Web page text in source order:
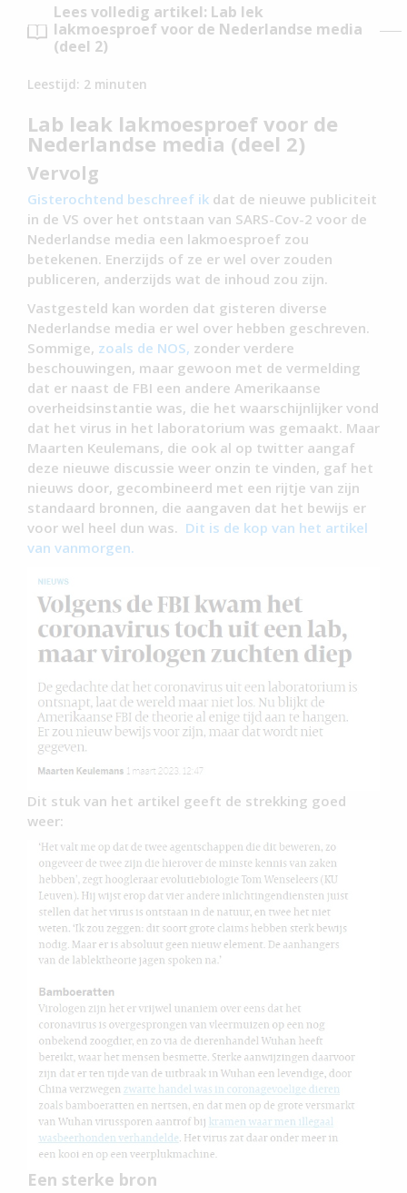
Lees volledig artikel: Lab lek
lakmoesproef voor de Nederlandse media
(deel 2)
Leestijd: 2 minuten
Lab leak lakmoesproef voor de
Nederlandse media (deel 2)
Vervolg
Gisterochtend beschreef ik dat de nieuwe publiciteit
in de VS over het ontstaan van SARS-Cov-2 voor de
Nederlandse media een lakmoesproef zou
betekenen. Enerzijds of ze er wel over zouden
publiceren, anderzijds wat de inhoud zou zijn.
Vastgesteld kan worden dat gisteren diverse
Nederlandse media er wel over hebben geschreven.
Sommige, zoals de NOS, zonder verdere
beschouwingen, maar gewoon met de vermelding
dat er naast de FBI een andere Amerikaanse
overheidsinstantie was, die het waarschijnlijker vond
dat het virus in het laboratorium was gemaakt. Maar
Maarten Keulemans, die ook al op twitter aangaf
deze nieuwe discussie weer onzin te vinden, gaf het
nieuws door, gecombineerd met een rijtje van zijn
standaard bronnen, die aangaven dat het bewijs er
voor wel heel dun was. Dit is de kop van het artikel
van vanmorgen.
Dit stuk van het artikel geeft de strekking goed
weer:
Een sterke bron